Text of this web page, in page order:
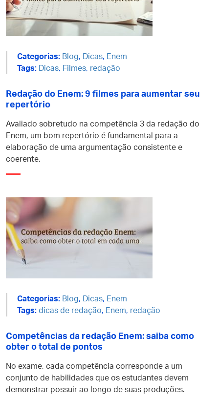
Categorias: Blog, Dicas, Enem
Tags:
Dicas, Filmes, redação
Redação do Enem: 9 filmes para aumentar seu
repertório
Avaliado sobretudo na competência 3 da redação do
Enem, um bom repertório é fundamental para a
elaboração de uma argumentação consistente e
coerente.
Categorias: Blog, Dicas, Enem
Tags: dicas de redação, Enem, redação
Competências da redação Enem: saiba como
obter o total de pontos
No exame, cada competência corresponde a um
conjunto de habilidades que os estudantes devem
demonstrar possuir ao longo de suas produções.